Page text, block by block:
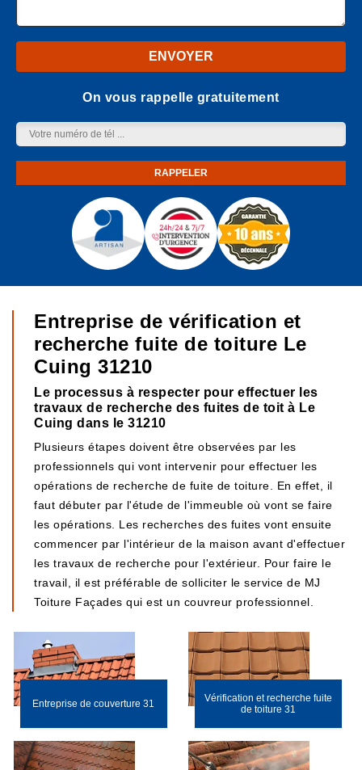
On vous rappelle gratuitement
Entreprise de vérification et
recherche fuite de toiture Le
Cuing 31210
Le processus à respecter pour effectuer les
travaux de recherche des fuites de toit à Le
Cuing dans le 31210
Plusieurs étapes doivent être observées par les
professionnels qui vont intervenir pour effectuer les
opérations de recherche de fuite de toiture. En effet, il
faut débuter par l'étude de l'immeuble où vont se faire
les opérations. Les recherches des fuites vont ensuite
commencer par l'intérieur de la maison avant d'effectuer
les travaux de recherche pour l'extérieur. Pour faire le
travail, il est préférable de solliciter le service de MJ
Toiture Façades qui est un couvreur professionnel.
Entreprise de couverture 31
Vérification et recherche fuite
de toiture 31